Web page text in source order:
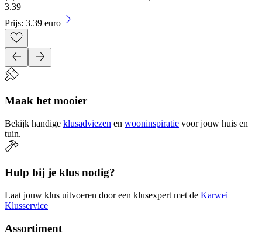
3.39
Prijs: 3.39 euro
Maak het mooier
Bekijk handige klusadviezen en wooninspiratie voor jouw huis en
tuin.
Hulp bij je klus nodig?
Laat jouw klus uitvoeren door een klusexpert met de Karwei
Klusservice
Assortiment